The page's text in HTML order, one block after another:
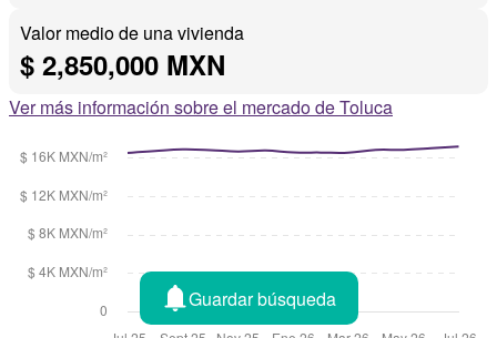
Valor medio de una vivienda
$ 2,850,000 MXN
Ver más información sobre el mercado de Toluca
Guardar búsqueda